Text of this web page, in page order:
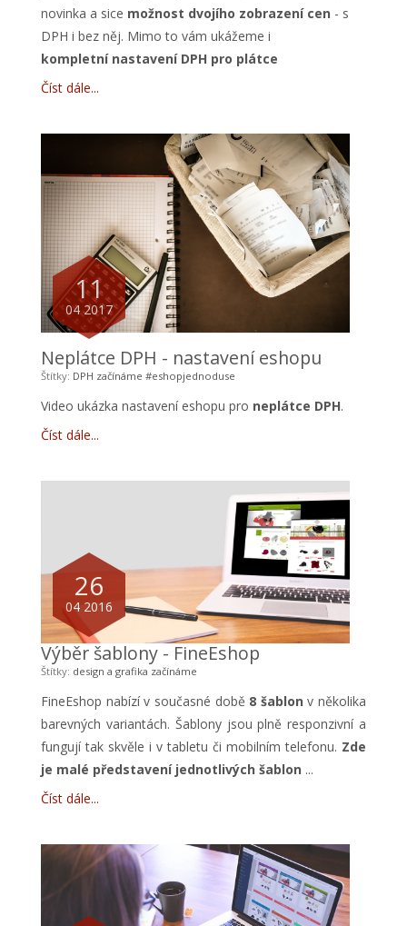
novinka a sice možnost dvojího zobrazení cen - s
DPH i bez něj. Mimo to vám ukážeme i
kompletní nastavení DPH pro plátce
Číst dále
11
04 2017
Neplátce DPH - nastavení eshopu
Štítky: DPH začínáme #eshopjednoduse
Video ukázka nastavení eshopu pro neplátce DPH.
Číst dále
26
04 2016
Výběr šablony - FineEshop
Štítky: design a grafika začínáme
FineEshop nabízí v současné době 8 šablon v několika
barevných variantách. Šablony jsou plně responzivní a
fungují tak skvěle i v tabletu či mobilním telefonu. Zde
je malé představení jednotlivých šablon ...
Číst dále